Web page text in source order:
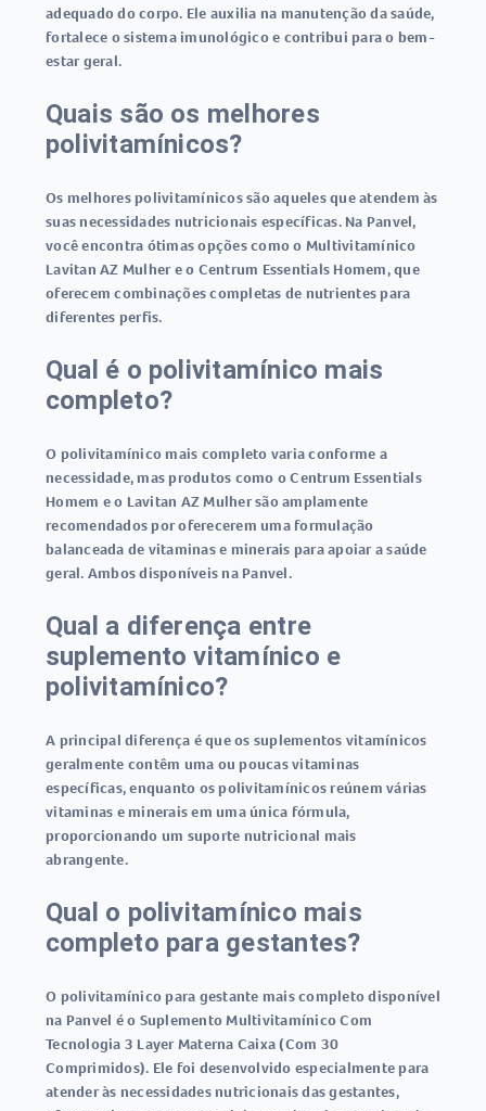
adequado do corpo. Ele auxilia na manutenção da saúde,
fortalece o sistema imunológico e contribui para o bem-
estar geral.
Quais são os melhores
polivitamínicos?
Os melhores polivitamínicos são aqueles que atendem às
suas necessidades nutricionais específicas. Na Panvel,
você encontra ótimas opções como o Multivitamínico
Lavitan AZ Mulher e o Centrum Essentials Homem, que
oferecem combinações completas de nutrientes para
diferentes perfis.
Qual é o polivitamínico mais
completo?
O polivitamínico mais completo varia conforme a
necessidade, mas produtos como o Centrum Essentials
Homem e o Lavitan AZ Mulher são amplamente
recomendados por oferecerem uma formulação
balanceada de vitaminas e minerais para apoiar a saúde
geral. Ambos disponíveis na Panvel.
Qual a diferença entre
suplemento vitamínico e
polivitamínico?
A principal diferença é que os suplementos vitamínicos
geralmente contêm uma ou poucas vitaminas
específicas, enquanto os polivitamínicos reúnem várias
vitaminas e minerais em uma única fórmula,
proporcionando um suporte nutricional mais
abrangente.
Qual o polivitamínico mais
completo para gestantes?
O polivitamínico para gestante mais completo disponível
na Panvel é o Suplemento Multivitamínico Com
Tecnologia 3 Layer Materna Caixa (Com 30
Comprimidos). Ele foi desenvolvido especialmente para
atender às necessidades nutricionais das gestantes,